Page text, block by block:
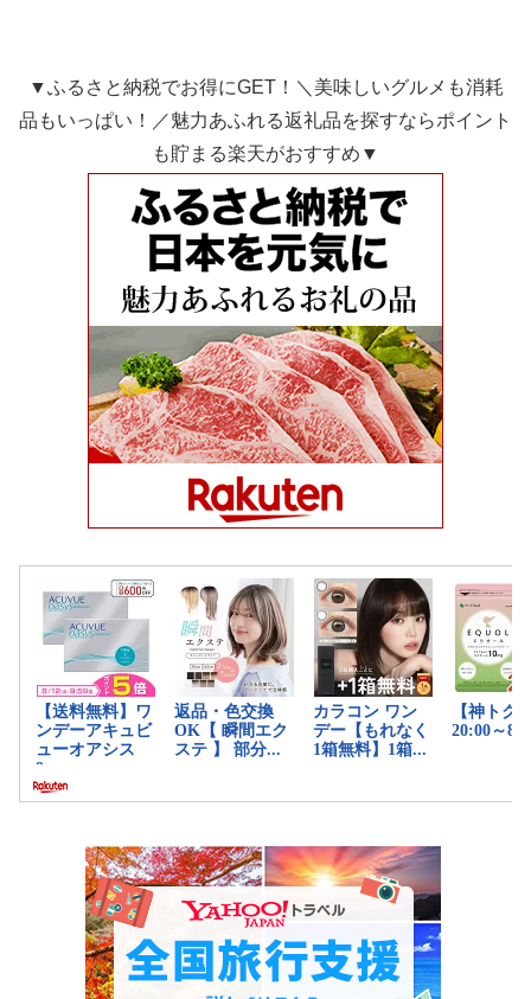
▼ふるさと納税でお得にGET！＼美味しいグルメも消耗
品もいっぱい！／魅力あふれる返礼品を探すならポイント
も貯まる楽天がおすすめ▼